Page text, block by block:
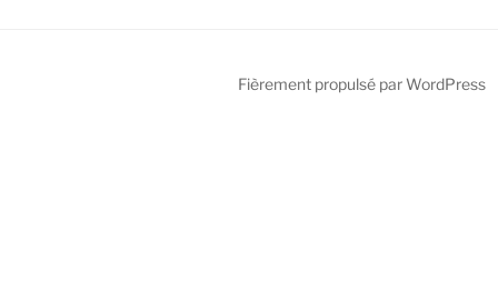
Fièrement propulsé par WordPress